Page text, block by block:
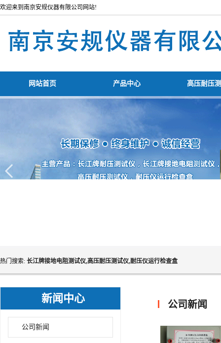
欢迎来到南京安规仪器有限公司网站!
网站首页 产品中心 高压耐压
热门搜索: 长江牌接地电阻测试仪,高压耐压测试仪,耐压仪运行检查盒
新闻中心
公司新闻
公司新闻